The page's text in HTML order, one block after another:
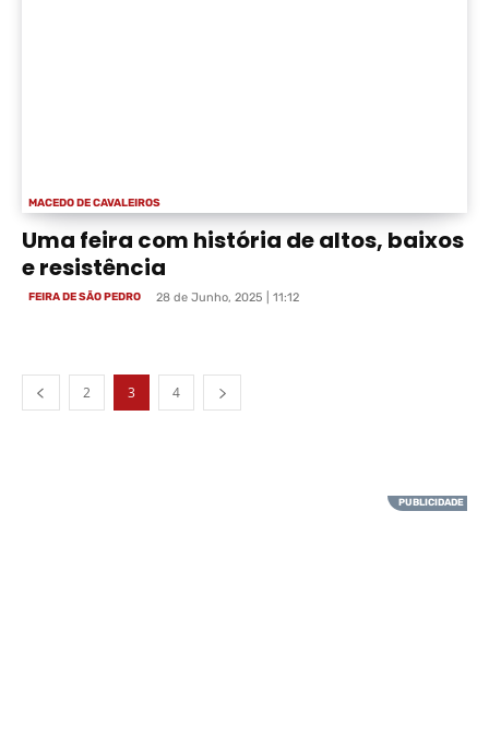
MACEDO DE CAVALEIROS
Uma feira com história de altos, baixos
e resistência
FEIRA DE SÃO PEDRO 28 de Junho, 2025 | 11:12
2 3 4